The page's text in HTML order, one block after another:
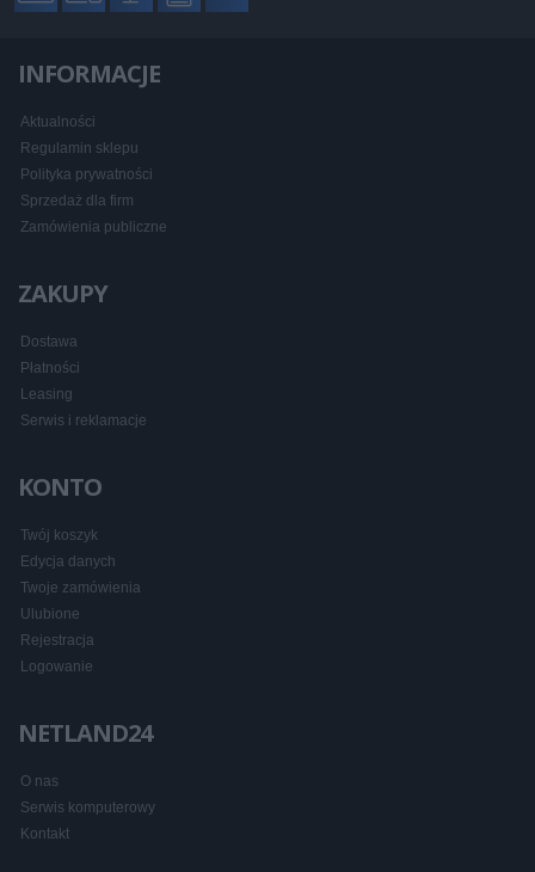
INFORMACJE
Aktualności
Regulamin sklepu
Polityka prywatności
Sprzedaż dla firm
Zamówienia publiczne
ZAKUPY
Dostawa
Płatności
Leasing
Serwis i reklamacje
KONTO
Twój koszyk
Edycja danych
Twoje zamówienia
Ulubione
Rejestracja
Logowanie
NETLAND24
O nas
Serwis komputerowy
Kontakt